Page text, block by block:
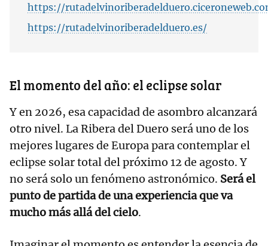
https://
https://rutadelvinoriberadelduero.es/
El momento del año: el eclipse solar
Y en 2026, esa capacidad de asombro alcanzará
otro nivel. La Ribera del Duero será uno de los
mejores lugares de Europa para contemplar el
eclipse solar total del próximo 12 de agosto. Y
no será solo un fenómeno astronómico. Será el
punto de partida de una experiencia que va
mucho más allá del cielo.